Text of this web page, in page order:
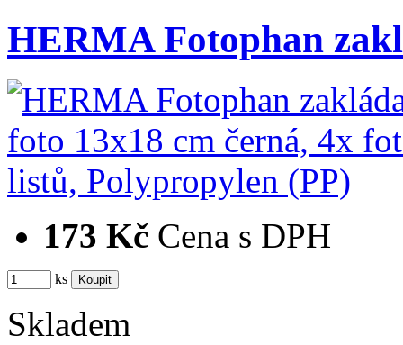
HERMA Fotophan
173 Kč Cena s DPH
ks
Skladem